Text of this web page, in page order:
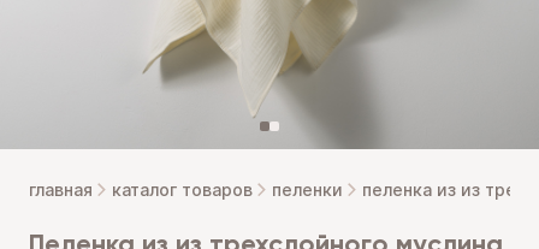
главная каталог товаров пеленки пеленка из из